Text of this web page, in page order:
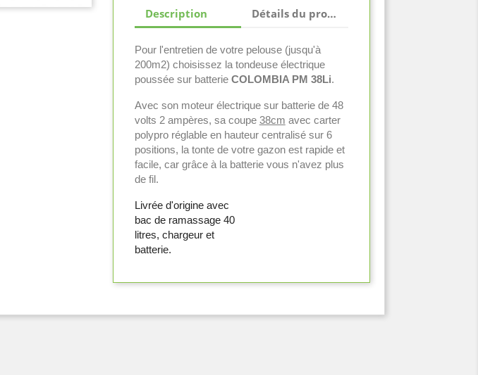
Description Détails du produit
Pour l'entretien de votre pelouse (jusqu'à
200m2) choisissez la tondeuse électrique
poussée sur batterie COLOMBIA PM 38Li.
Avec son moteur électrique sur batterie de 48
volts 2 ampères, sa coupe 38cm avec carter
polypro réglable en hauteur centralisé sur 6
positions, la tonte de votre gazon est rapide et
facile, car grâce à la batterie vous n'avez plus
de fil.
Livrée d'origine avec
bac de ramassage 40
litres, chargeur et
batterie.